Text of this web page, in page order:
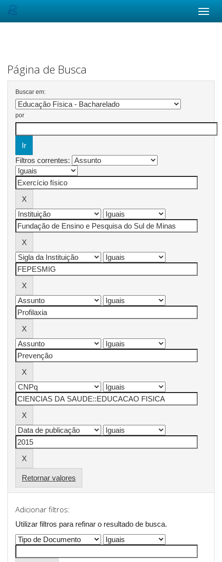
Página de Busca
Buscar em:
por
Filtros correntes:
Retornar valores
Adicionar filtros:
Utilizar filtros para refinar o resultado de busca.